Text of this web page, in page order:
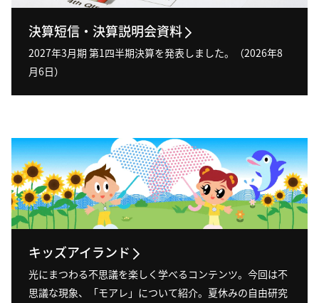
決算短信・決算説明会資料
2027年3月期 第1四半期決算を発表しました。（2026年8
月6日）
キッズアイランド
光にまつわる不思議を楽しく学べるコンテンツ。今回は不
思議な現象、「モアレ」について紹介。夏休みの自由研究